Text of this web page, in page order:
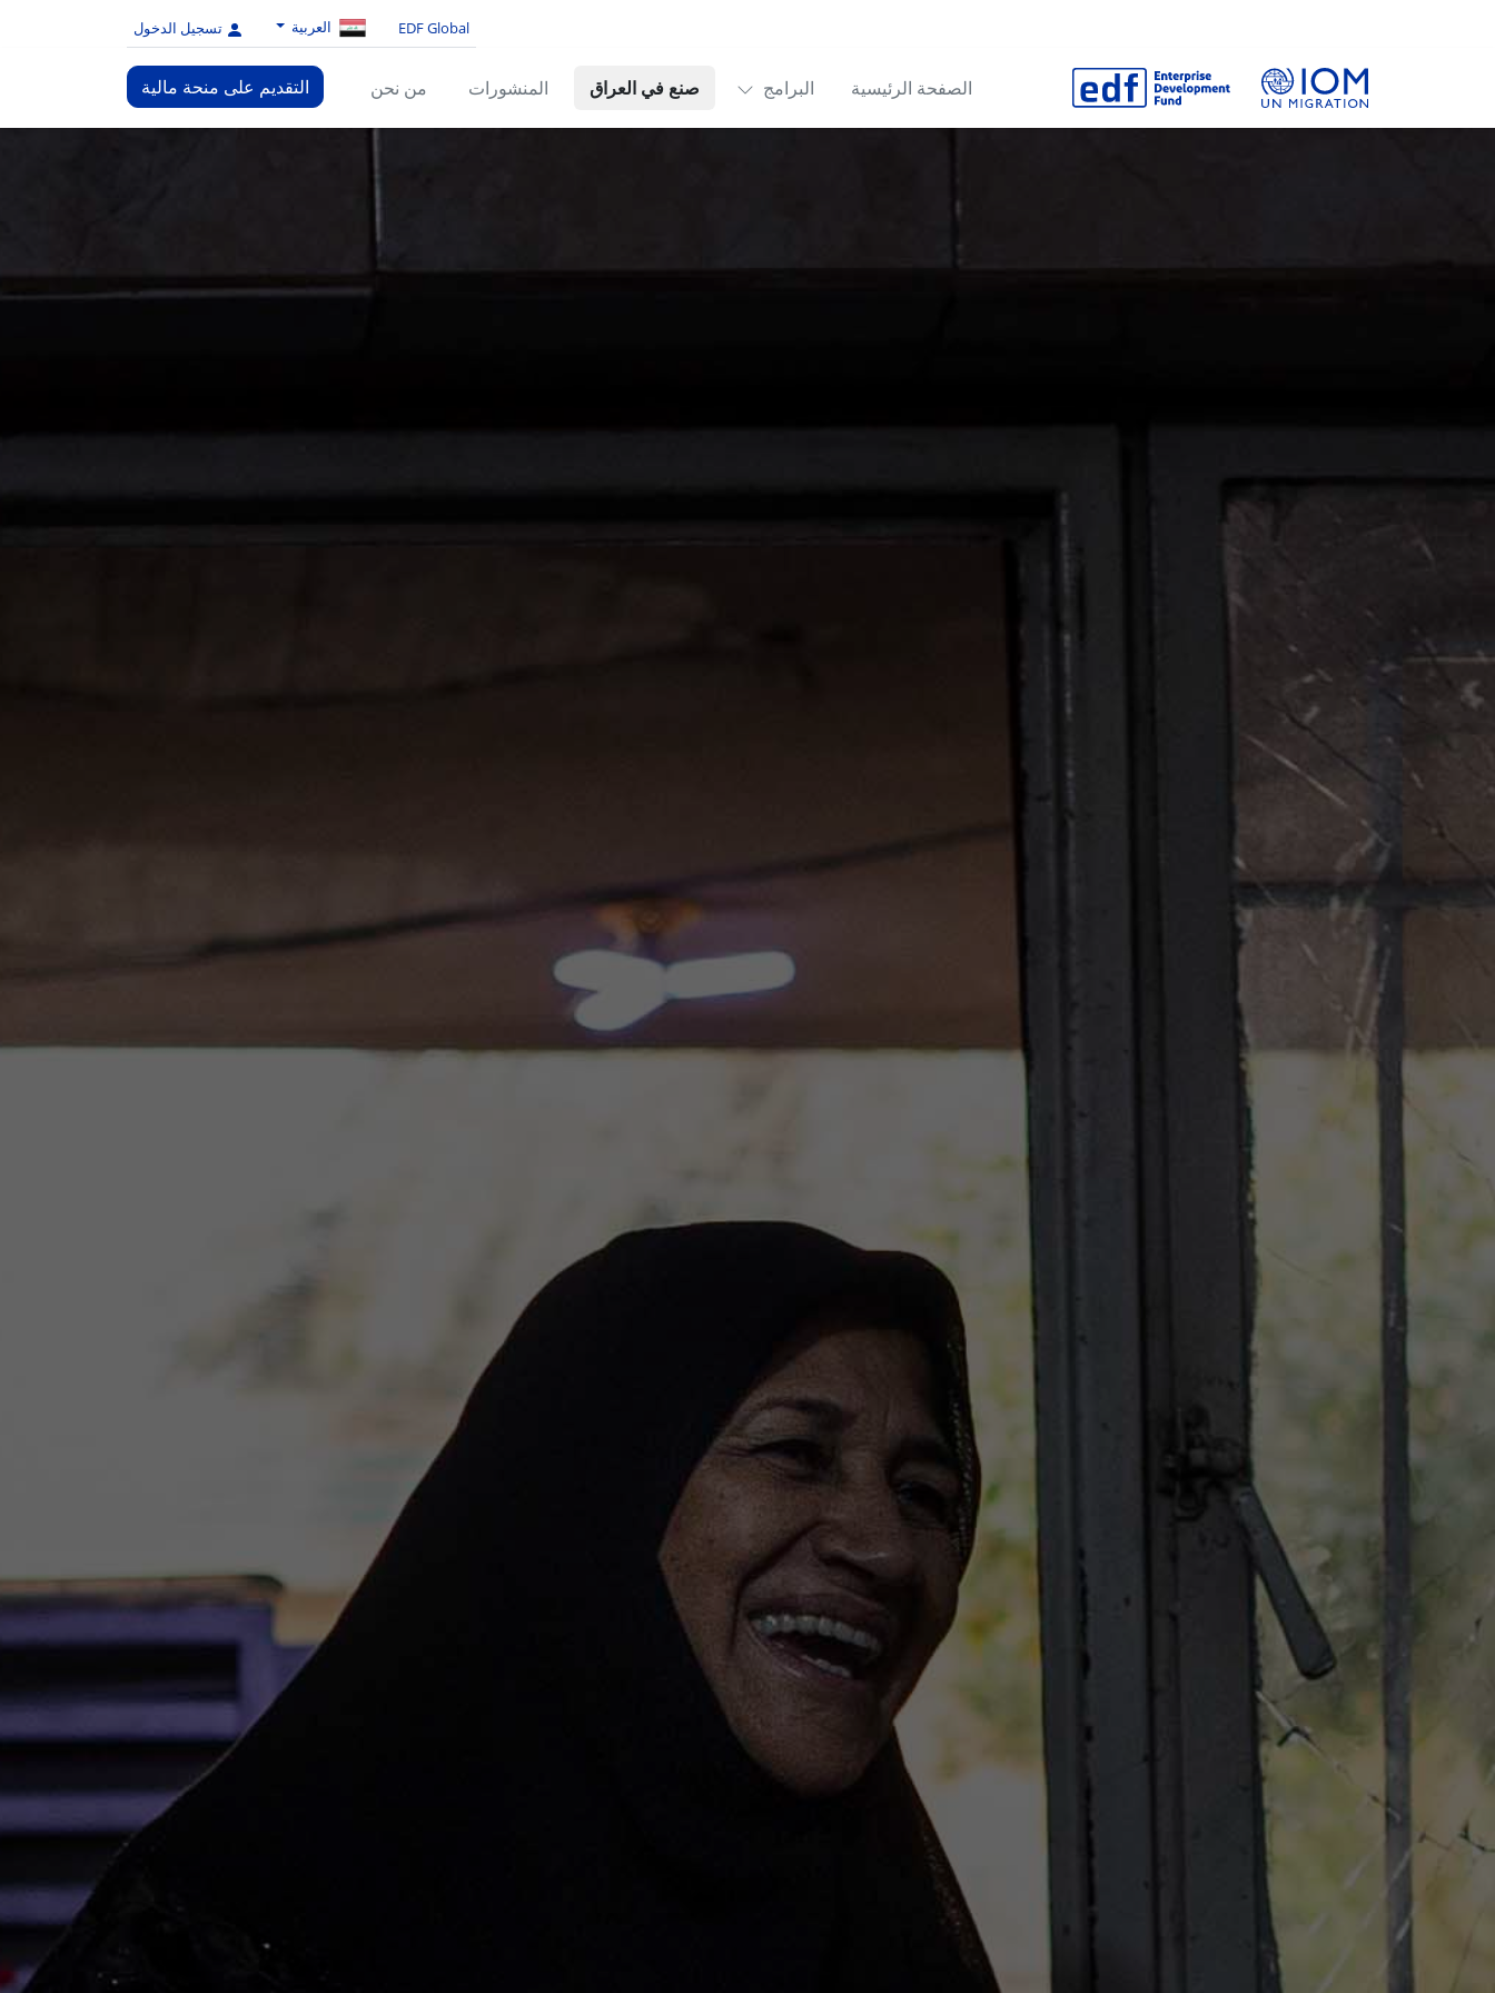
EDF Global العربية تسجيل الدخول
الصفحة الرئيسية البرامج صنع في العراق المنشورات من نحن التقديم على منحة مالية